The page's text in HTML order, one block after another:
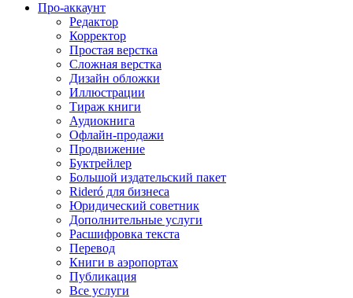
Про-аккаунт
Редактор
Корректор
Простая верстка
Сложная верстка
Дизайн обложки
Иллюстрации
Тираж книги
Аудиокнига
Офлайн-продажи
Продвижение
Буктрейлер
Большой издательский пакет
Rideró для бизнеса
Юридический советник
Дополнительные услуги
Расшифровка текста
Перевод
Книги в аэропортах
Публикация
Все услуги